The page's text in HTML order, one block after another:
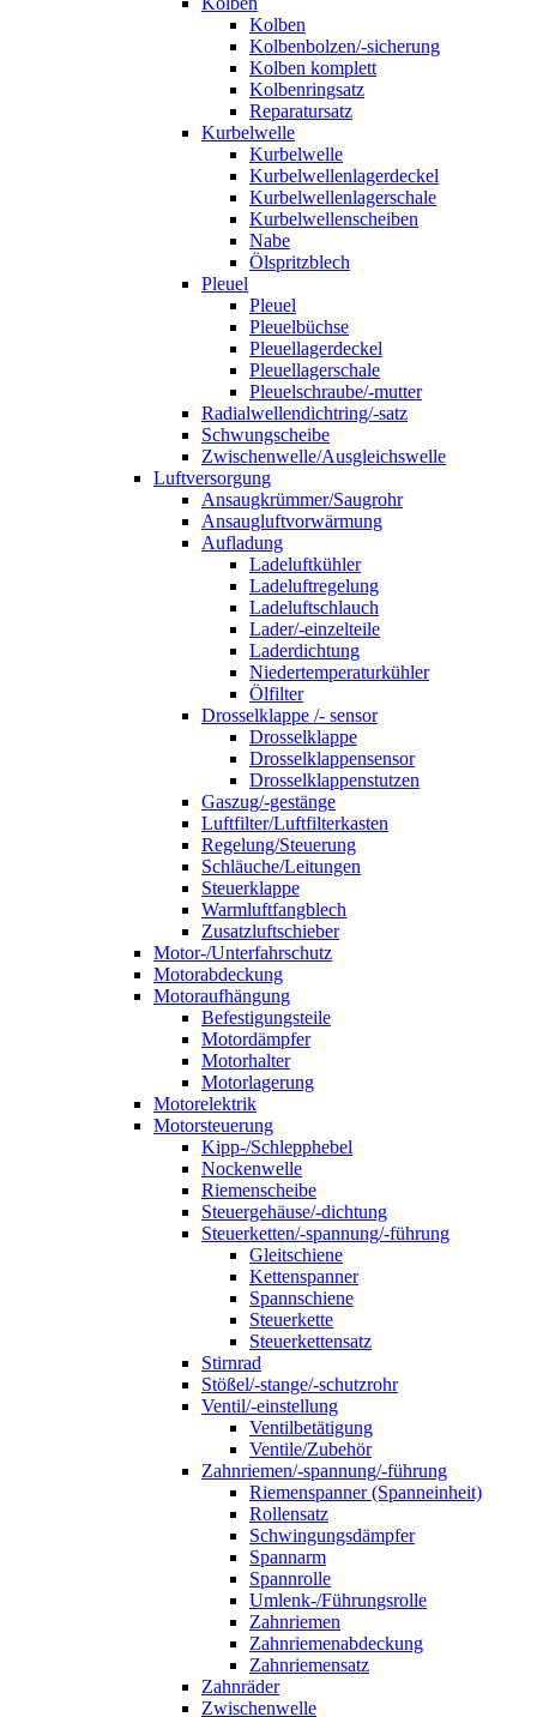
Kolben
Kolbenbolzen/-sicherung
Kolben komplett
Kolbenringsatz
Reparatursatz
Kurbelwelle
Kurbelwelle
Kurbelwellenlagerdeckel
Kurbelwellenlagerschale
Kurbelwellenscheiben
Nabe
Ölspritzblech
Pleuel
Pleuel
Pleuelbüchse
Pleuellagerdeckel
Pleuellagerschale
Pleuelschraube/-mutter
Radialwellendichtring/-satz
Schwungscheibe
Zwischenwelle/Ausgleichswelle
Luftversorgung
Ansaugkrümmer/Saugrohr
Ansaugluftvorwärmung
Aufladung
Ladeluftkühler
Ladeluftregelung
Ladeluftschlauch
Lader/-einzelteile
Laderdichtung
Niedertemperaturkühler
Ölfilter
Drosselklappe /- sensor
Drosselklappe
Drosselklappensensor
Drosselklappenstutzen
Gaszug/-gestänge
Luftfilter/Luftfilterkasten
Regelung/Steuerung
Schläuche/Leitungen
Steuerklappe
Warmluftfangblech
Zusatzluftschieber
Motor-/Unterfahrschutz
Motorabdeckung
Motoraufhängung
Befestigungsteile
Motordämpfer
Motorhalter
Motorlagerung
Motorelektrik
Motorsteuerung
Kipp-/Schlepphebel
Nockenwelle
Riemenscheibe
Steuergehäuse/-dichtung
Steuerketten/-spannung/-führung
Gleitschiene
Kettenspanner
Spannschiene
Steuerkette
Steuerkettensatz
Stirnrad
Stößel/-stange/-schutzrohr
Ventil/-einstellung
Ventilbetätigung
Ventile/Zubehör
Zahnriemen/-spannung/-führung
Riemenspanner (Spanneinheit)
Rollensatz
Schwingungsdämpfer
Spannarm
Spannrolle
Umlenk-/Führungsrolle
Zahnriemen
Zahnriemenabdeckung
Zahnriemensatz
Zahnräder
Zwischenwelle